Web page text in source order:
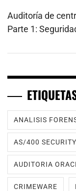
Auditoría de
Parte 1:
ANALISIS
AS/400 SECURITY
AUDITORIA
CRIMEWARE